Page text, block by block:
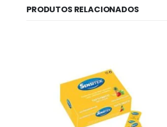
PRODUTOS RELACIONADOS